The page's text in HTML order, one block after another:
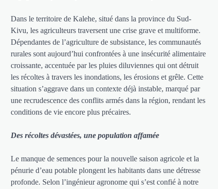
Dans le territoire de Kalehe, situé dans la province du Sud-
Kivu, les agriculteurs traversent une crise grave et multiforme.
Dépendantes de l’agriculture de subsistance, les communautés
rurales sont aujourd’hui confrontées à une insécurité alimentaire
croissante, accentuée par les pluies diluviennes qui ont détruit
les récoltes à travers les inondations, les érosions et grêle. Cette
situation s’aggrave dans un contexte déjà instable, marqué par
une recrudescence des conflits armés dans la région, rendant les
conditions de vie encore plus précaires.
Des récoltes dévastées, une population affamée
Le manque de semences pour la nouvelle saison agricole et la
pénurie d’eau potable plongent les habitants dans une détresse
profonde. Selon l’ingénieur agronome qui s’est confié à notre